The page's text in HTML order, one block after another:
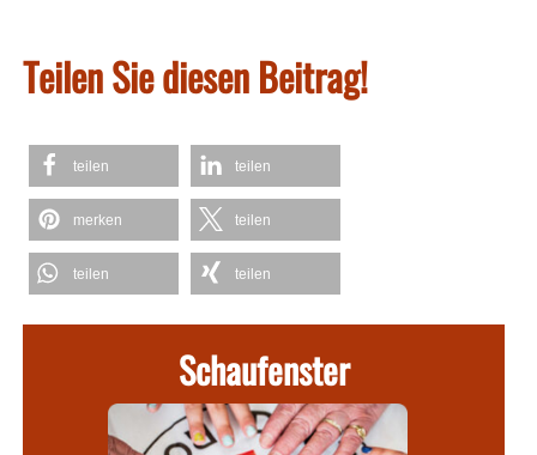
Teilen Sie diesen Beitrag!
teilen teilen
merken teilen
teilen teilen
Schaufenster